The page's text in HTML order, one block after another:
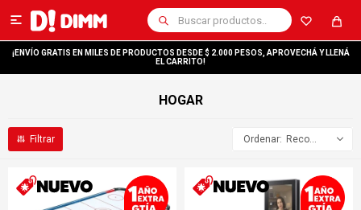

¡ENVÍO GRATIS EN MILES DE PRODUCTOS DESDE $ 2.000 PESOS, APROVECHÁ Y LLENÁ
EL CARRITO!
HOGAR
Recomendados